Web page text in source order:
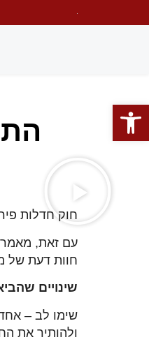
חוק חדלות פירעון שנכנס לתוקף ב-2019 שינה את כללי
עם זאת, מאמר
חוות דעת של
שינויים
שימו לב –
ולהותיר את
פתח סרגל נגישות